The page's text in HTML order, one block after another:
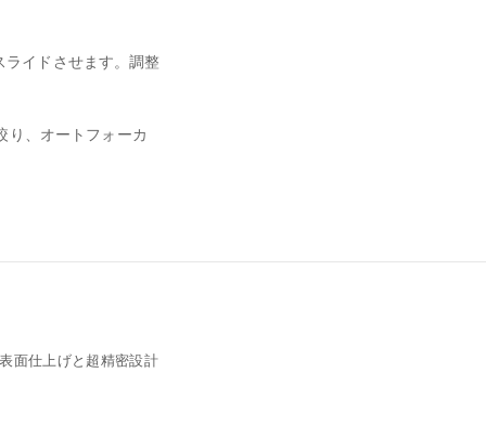
イドさせます。調整
り、オートフォーカ
面仕上げと超精密設計